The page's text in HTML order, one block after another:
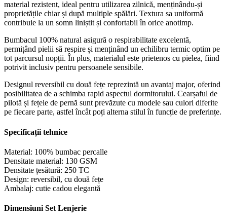
material rezistent, ideal pentru utilizarea zilnică, menținându-și
proprietățile chiar și după multiple spălări. Textura sa uniformă
contribuie la un somn liniștit și confortabil în orice anotimp.
Bumbacul 100% natural asigură o respirabilitate excelentă,
permițând pielii să respire și menținând un echilibru termic optim pe
tot parcursul nopții. În plus, materialul este prietenos cu pielea, fiind
potrivit inclusiv pentru persoanele sensibile.
Designul reversibil cu două fețe reprezintă un avantaj major, oferind
posibilitatea de a schimba rapid aspectul dormitorului. Cearșaful de
pilotă și fețele de pernă sunt prevăzute cu modele sau culori diferite
pe fiecare parte, astfel încât poți alterna stilul în funcție de preferințe.
Specificații tehnice
Material: 100% bumbac percalle
Densitate material: 130 GSM
Densitate țesătură: 250 TC
Design: reversibil, cu două fețe
Ambalaj: cutie cadou elegantă
Dimensiuni Set Lenjerie